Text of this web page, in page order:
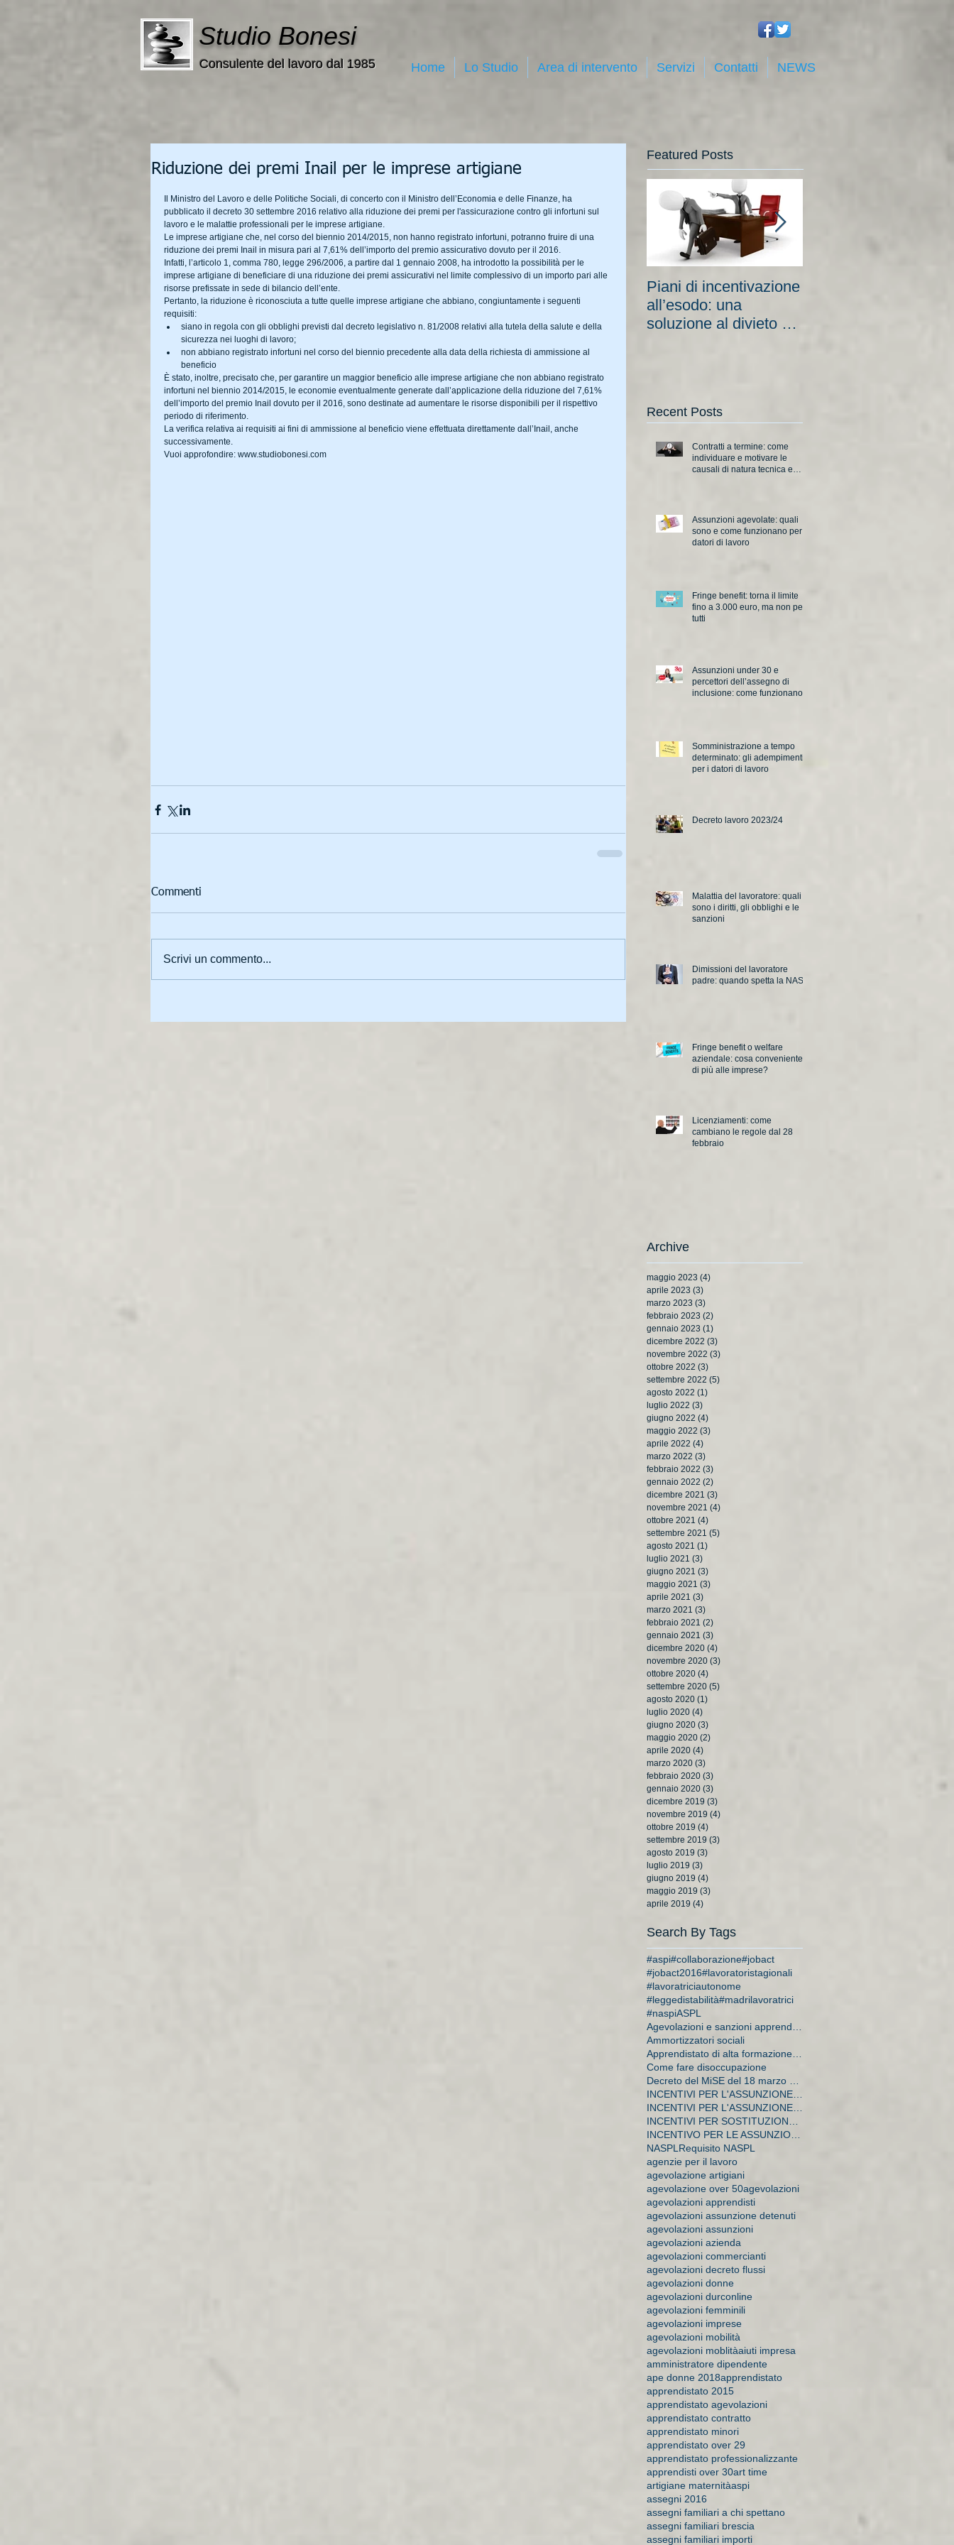
Studio Bonesi
Consulente del lavoro dal 1985 Home Lo Studio Area di intervento Servizi Contatti NEWS
Riduzione dei premi Inail per le imprese artigiane
Il Ministro del Lavoro e delle Politiche Sociali, di concerto con il Ministro dell’Economia e delle Finanze, ha
pubblicato il decreto 30 settembre 2016 relativo alla riduzione dei premi per l'assicurazione contro gli infortuni sul
lavoro e le malattie professionali per le imprese artigiane.
Le imprese artigiane che, nel corso del biennio 2014/2015, non hanno registrato infortuni, potranno fruire di una
riduzione dei premi Inail in misura pari al 7,61% dell’importo del premio assicurativo dovuto per il 2016.
Infatti, l’articolo 1, comma 780, legge 296/2006, a partire dal 1 gennaio 2008, ha introdotto la possibilità per le
imprese artigiane di beneficiare di una riduzione dei premi assicurativi nel limite complessivo di un importo pari alle
risorse prefissate in sede di bilancio dell’ente.
Pertanto, la riduzione è riconosciuta a tutte quelle imprese artigiane che abbiano, congiuntamente i seguenti
requisiti:
siano in regola con gli obblighi previsti dal decreto legislativo n. 81/2008 relativi alla tutela della salute e della
sicurezza nei luoghi di lavoro;
non abbiano registrato infortuni nel corso del biennio precedente alla data della richiesta di ammissione al
beneficio
È stato, inoltre, precisato che, per garantire un maggior beneficio alle imprese artigiane che non abbiano registrato
infortuni nel biennio 2014/2015, le economie eventualmente generate dall’applicazione della riduzione del 7,61%
dell’importo del premio Inail dovuto per il 2016, sono destinate ad aumentare le risorse disponibili per il rispettivo
periodo di riferimento.
La verifica relativa ai requisiti ai fini di ammissione al beneficio viene effettuata direttamente dall’Inail, anche
successivamente.
Vuoi approfondire: www.studiobonesi.com
Commenti
Scrivi un commento...
Featured Posts
Piani di incentivazione
all’esodo: una
soluzione al divieto di
Recent Posts
Contratti a termine: come
individuare e motivare le
causali di natura tecnica e
Assunzioni agevolate: quali
sono e come funzionano per i
datori di lavoro
Fringe benefit: torna il limite
fino a 3.000 euro, ma non per
tutti
Assunzioni under 30 e
percettori dell’assegno di
inclusione: come funzionano i
Somministrazione a tempo
determinato: gli adempimenti
per i datori di lavoro
Decreto lavoro 2023/24
Malattia del lavoratore: quali
sono i diritti, gli obblighi e le
sanzioni
Dimissioni del lavoratore
padre: quando spetta la NASpI
Fringe benefit o welfare
aziendale: cosa conveniente
di più alle imprese?
Licenziamenti: come
cambiano le regole dal 28
febbraio
Archive
maggio 2023 (4)
aprile 2023 (3)
marzo 2023 (3)
febbraio 2023 (2)
gennaio 2023 (1)
dicembre 2022 (3)
novembre 2022 (3)
ottobre 2022 (3)
settembre 2022 (5)
agosto 2022 (1)
luglio 2022 (3)
giugno 2022 (4)
maggio 2022 (3)
aprile 2022 (4)
marzo 2022 (3)
febbraio 2022 (3)
gennaio 2022 (2)
dicembre 2021 (3)
novembre 2021 (4)
ottobre 2021 (4)
settembre 2021 (5)
agosto 2021 (1)
luglio 2021 (3)
giugno 2021 (3)
maggio 2021 (3)
aprile 2021 (3)
marzo 2021 (3)
febbraio 2021 (2)
gennaio 2021 (3)
dicembre 2020 (4)
novembre 2020 (3)
ottobre 2020 (4)
settembre 2020 (5)
agosto 2020 (1)
luglio 2020 (4)
giugno 2020 (3)
maggio 2020 (2)
aprile 2020 (4)
marzo 2020 (3)
febbraio 2020 (3)
gennaio 2020 (3)
dicembre 2019 (3)
novembre 2019 (4)
ottobre 2019 (4)
settembre 2019 (3)
agosto 2019 (3)
luglio 2019 (3)
giugno 2019 (4)
maggio 2019 (3)
aprile 2019 (4)
Search By Tags
#aspi#collaborazione#jobact
#jobact2016#lavoratoristagionali
#lavoratriciautonome
#leggedistabilità#madrilavoratrici
#naspiASPL
Ammortizzatori sociali
Come fare disoccupazione
NASPL Requisito NASPL
agenzie per il lavoro
agevolazione artigiani
agevolazione over 50agevolazioni
agevolazioni apprendisti
agevolazioni assunzione detenuti
agevolazioni assunzioni
agevolazioni azienda
agevolazioni commercianti
agevolazioni decreto flussi
agevolazioni donne
agevolazioni durconline
agevolazioni femminili
agevolazioni imprese
agevolazioni mobilità
agevolazioni moblitàaiuti impresa
amministratore dipendente
ape donne 2018apprendistato
apprendistato 2015
apprendistato agevolazioni
apprendistato contratto
apprendistato minori
apprendistato over 29
apprendistato professionalizzante
apprendisti over 30art time
artigiane maternitàaspi
assegni 2016
assegni familiari a chi spettano
assegni familiari brescia
assegni familiari importi